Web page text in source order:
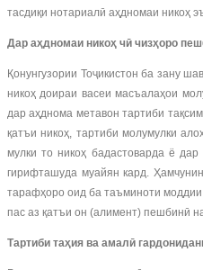
тасдиқи нотариалӣ аҳдномаи никоҳ
Дар аҳдномаи никоҳ чӣ чизҳоро
Қонунгузории Тоҷикистон ба зану
никоҳ доираи васеи масъалаҳои
дар аҳднома метавон тартиби
қатъи никоҳ, тартиби молумулки
мулки то никоҳ бадастоварда ё
гирифташуда муайян кард.
тарафҳоро оид ба таъминоти моддии
пас аз қатъи он (алимент) пешбинӣ
Тартиби таҳия ва амалӣ